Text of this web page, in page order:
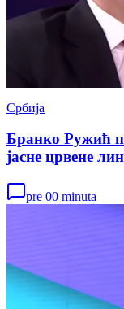
Србија
Бранко Ружић
јасне црвене
pre 00 minuta